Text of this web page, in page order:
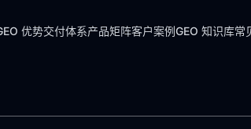
优势交付体系产品矩阵客户案例GEO 知识库常